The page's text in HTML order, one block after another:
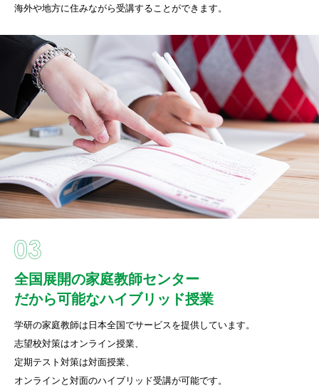
海外や地方に住みながら受講することができます。
全国展開の家庭教師センター
だから可能なハイブリッド授業
学研の家庭教師は日本全国でサービスを提供しています。
志望校対策はオンライン授業、
定期テスト対策は対面授業、
オンラインと対面のハイブリッド受講が可能です。